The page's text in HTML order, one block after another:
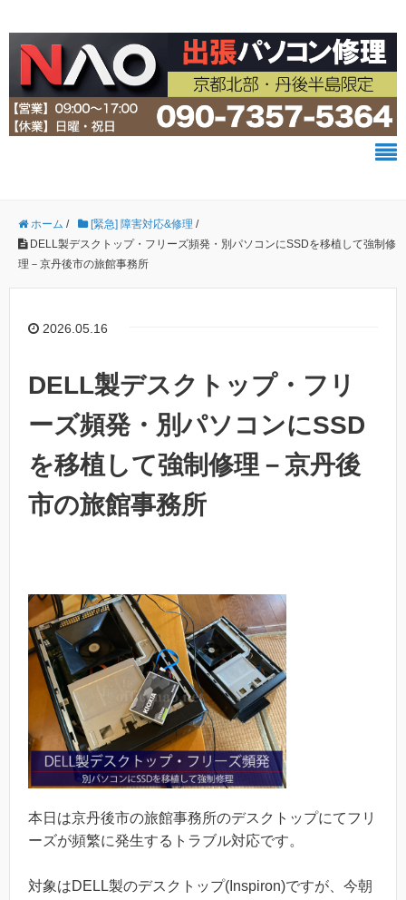
ホーム / [緊急] 障害対応&修理 /
DELL製デスクトップ・フリーズ頻発・別パソコンにSSDを移植して強制修
理－京丹後市の旅館事務所
2026.05.16
DELL製デスクトップ・フリ
ーズ頻発・別パソコンにSSD
を移植して強制修理－京丹後
市の旅館事務所
本日は京丹後市の旅館事務所のデスクトップにてフリ
ーズが頻繁に発生するトラブル対応です。
対象はDELL製のデスクトップ(Inspiron)ですが、今朝